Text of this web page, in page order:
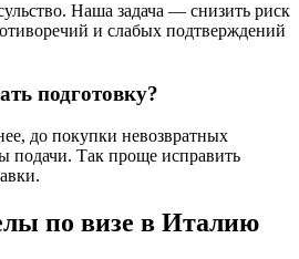
Наша задача — снизить риск
и слабых подтверждений
подготовку?
до покупки невозвратных
подачи. Так проще исправить
по визе в Италию